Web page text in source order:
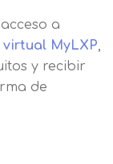
a
MyLXP,
y recibir
de